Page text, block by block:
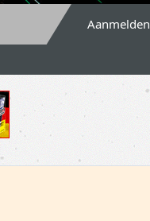
Aanmelden